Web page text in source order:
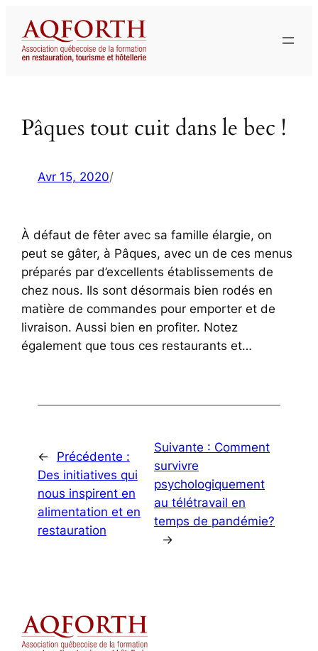
contenu
Pâques tout cuit dans le bec !
Avr 15, 2020/
À défaut de fêter avec sa famille élargie, on
peut se gâter, à Pâques, avec un de ces menus
préparés par d’excellents établissements de
chez nous. Ils sont désormais bien rodés en
matière de commandes pour emporter et de
livraison. Aussi bien en profiter. Notez
également que tous ces restaurants et…
←
Précédente :
Des initiatives qui
nous inspirent en
alimentation et en
restauration
Suivante : Comment
survivre
psychologiquement
au télétravail en
temps de pandémie?
→